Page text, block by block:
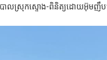
ឋបាលស្រុកស្ទោង-ពិនិត្យដោយអ៊ុមញឹ